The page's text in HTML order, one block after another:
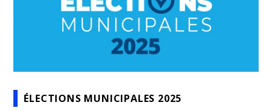
ÉLECTIONS MUNICIPALES 2025